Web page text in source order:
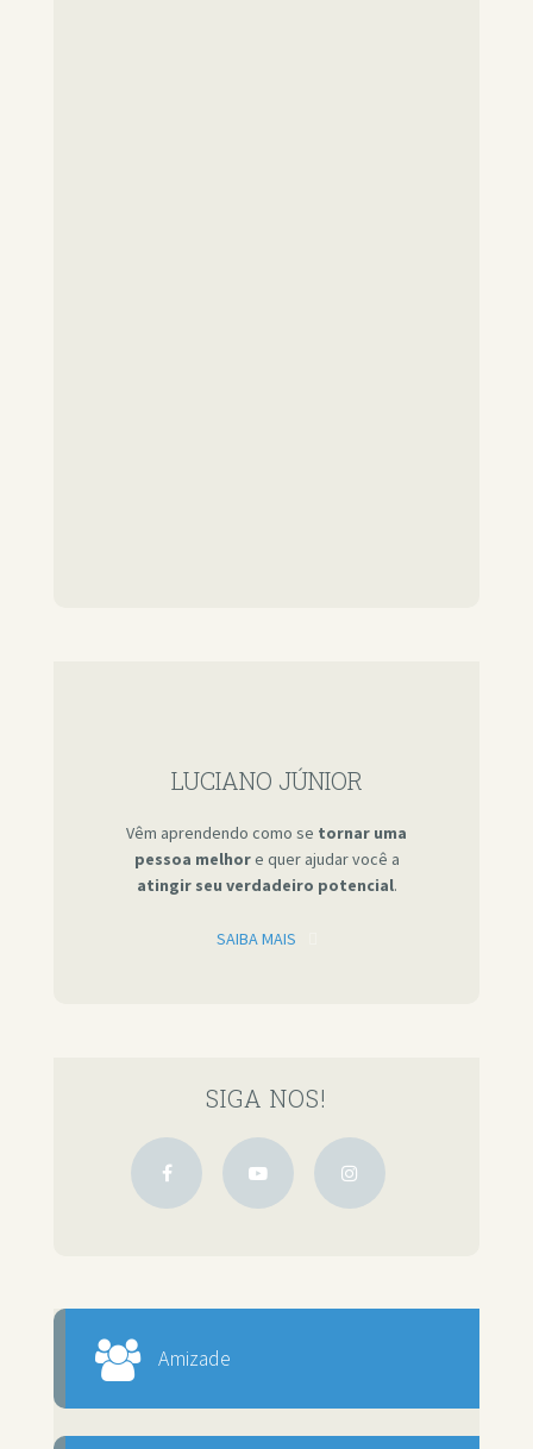
LUCIANO JÚNIOR
Vêm aprendendo como se tornar uma
pessoa melhore quer ajudar você a
atingir seu verdadeiro potencial.
SAIBA MAIS
SIGA NOS!
Amizade